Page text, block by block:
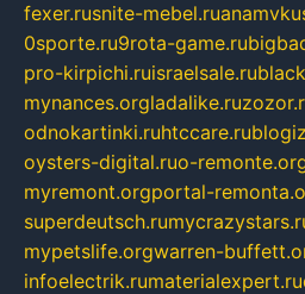
fexer.rusnite-mebel.ru
0sporte.ru9rota-game.ru
pro-kirpichi.ruisraelsale.ru
mynances.orgladalike.ru
odnokartinki.ruhtccare.ru
oysters-digital.ruo-
myremont.orgportal-
superdeutsch.ru
mypetslife.orgwarren-
infoelectrik.rumaterialexpert.ru